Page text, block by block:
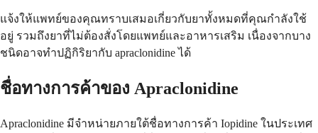
แจ้งให้แพทย์ของคุณทราบเสมอเกี่ยวกับยาทั้งหมดที่คุณกำลังใช้
อยู่ รวมถึงยาที่ไม่ต้องสั่งโดยแพทย์และอาหารเสริม เนื่องจากบาง
ชนิดอาจทำปฏิกิริยากับ apraclonidine ได้
ชื่อทางการค้าของ Apraclonidine
Apraclonidine มีจำหน่ายภายใต้ชื่อทางการค้า Iopidine ในประเทศ